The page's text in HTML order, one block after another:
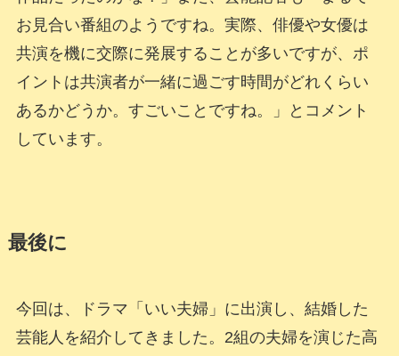
お見合い番組のようですね。実際、俳優や女優は
共演を機に交際に発展することが多いですが、ポ
イントは共演者が一緒に過ごす時間がどれくらい
あるかどうか。すごいことですね。」とコメント
しています。
最後に
今回は、ドラマ「いい夫婦」に出演し、結婚した
芸能人を紹介してきました。2組の夫婦を演じた高